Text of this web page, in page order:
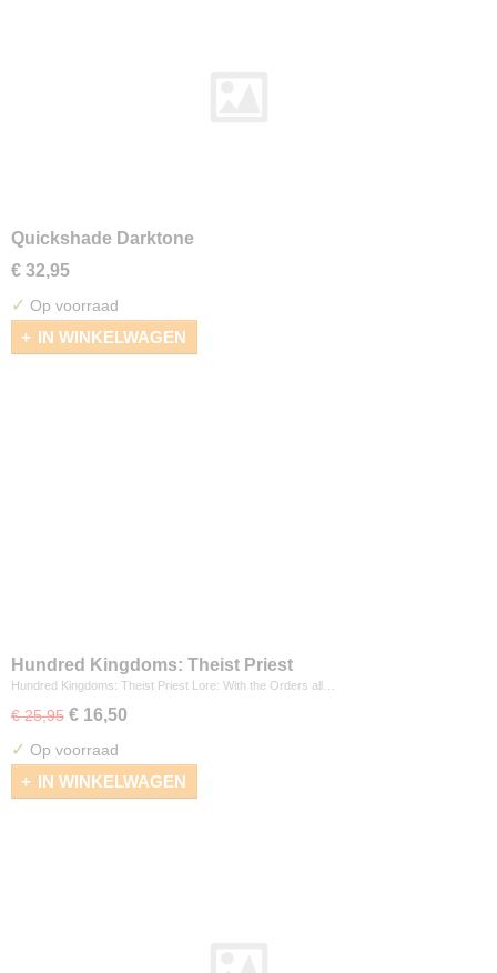
Quickshade Darktone
€ 32,95
✓ Op voorraad
IN WINKELWAGEN
Hundred Kingdoms: Theist Priest
Hundred Kingdoms: Theist Priest Lore: With the Orders all…
€ 25,95 € 16,50
✓ Op voorraad
IN WINKELWAGEN